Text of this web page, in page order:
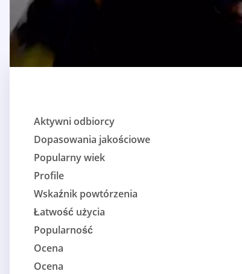
Aktywni odbiorcy
Dopasowania jakościowe
Popularny wiek
Profile
Wskaźnik powtórzenia
Łatwość użycia
Popularność
Ocena
Ocena